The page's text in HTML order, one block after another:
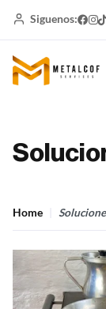
Siguenos:
Home